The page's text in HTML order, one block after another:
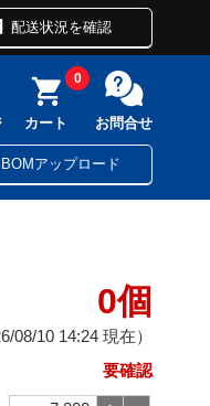
配送状況を確認
カート
0
お問合せ
BOMアップロード
0個
08/10 14:24 現在）
要確認